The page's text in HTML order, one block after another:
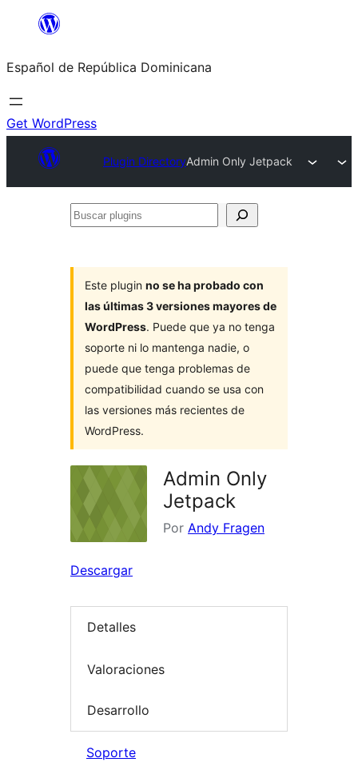
Saltar
contenido
Español de República Dominicana
Get WordPress
Plugin DirectoryAdmin Only Jetpack
Buscar
Este plugin no se ha probado con
las últimas 3 versiones mayores de
WordPress. Puede que ya no tenga
soporte ni lo mantenga nadie, o
puede que tenga problemas de
compatibilidad cuando se usa con
las versiones más recientes de
WordPress.
Admin Only
Jetpack
Por Andy Fragen
Descargar
Detalles
Valoraciones
Desarrollo
Soporte